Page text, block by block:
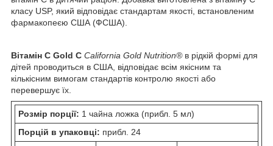
класу USP, який відповідає стандартам якості, встановленим
фармакопеєю США (ФСША).
Вітамін C Gold C California Gold Nutrition®в рідкій формі для
дітей проводиться в США, відповідає всім якісним та
кількісним вимогам стандартів контролю якості або
перевершує їх.
Розмір порції: 1 чайна ложка (прибл. 5 мл)
Порцій в упаковці: прибл. 24